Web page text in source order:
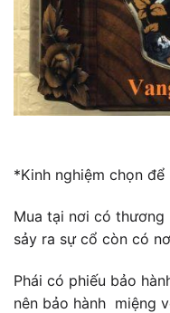
*Kinh nghiệm chọn để
Mua tại nơi có thương
sảy ra sự cổ còn có
Phái có phiếu bảo
nên bảo hành miệng